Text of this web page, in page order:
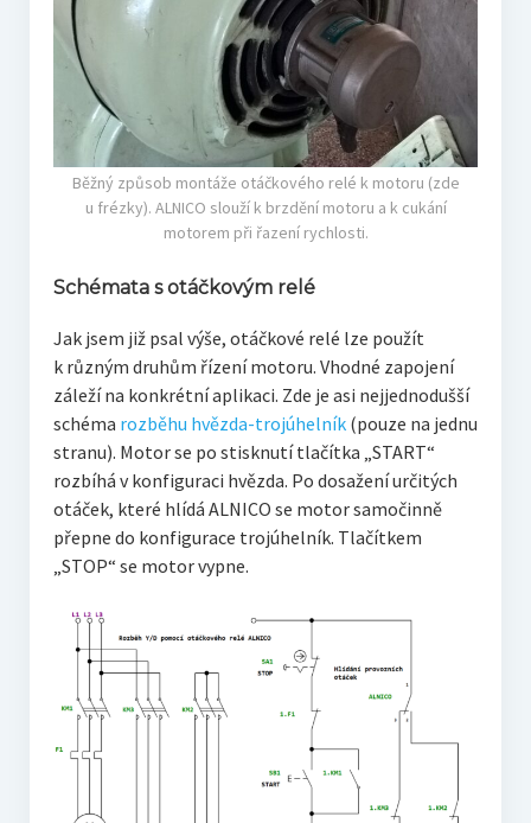
Běžný způsob montáže otáčkového relé k motoru (zde
u frézky). ALNICO slouží k brzdění motoru a k cukání
motorem při řazení rychlosti.
Schémata s otáčkovým relé
Jak jsem již psal výše, otáčkové relé lze použít
k různým druhům řízení motoru. Vhodné zapojení
záleží na konkrétní aplikaci. Zde je asi nejjednodušší
schéma rozběhu hvězda-trojúhelník(pouze na jednu
stranu). Motor se po stisknutí tlačítka „START“
rozbíhá v konfiguraci hvězda. Po dosažení určitých
otáček, které hlídá ALNICO se motor samočinně
přepne do konfigurace trojúhelník. Tlačítkem
„STOP“ se motor vypne.